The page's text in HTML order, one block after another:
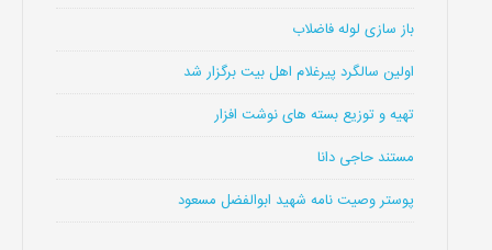
باز سازی لوله فاضلاب
اولین سالگرد پیرغلام اهل بیت برگزار شد
تهیه و توزیع بسته های نوشت افزار
مستند حاجی دانا
پوستر وصیت نامه شهید ابوالفضل مسعود